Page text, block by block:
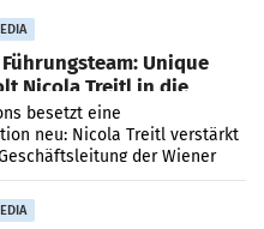
Unique
Nicola Treitl in die
besetzt eine
neu: Nicola Treitl verstärkt
der Wiener
der Seite von Josef Kalina und